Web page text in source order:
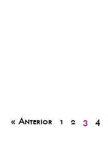
« Anterior 1 2 3 4